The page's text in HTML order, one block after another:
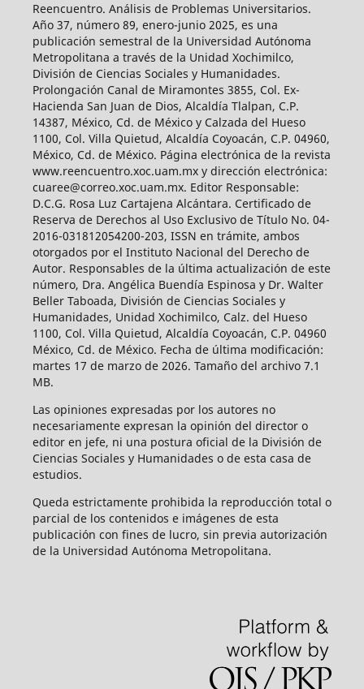
Reencuentro. Análisis de Problemas Universitarios.
Año 37, número 89, enero-junio 2025, es una
publicación semestral de la Universidad Autónoma
Metropolitana a través de la Unidad Xochimilco,
División de Ciencias Sociales y Humanidades.
Prolongación Canal de Miramontes 3855, Col. Ex-
Hacienda San Juan de Dios, Alcaldía Tlalpan, C.P.
14387, México, Cd. de México y Calzada del Hueso
1100, Col. Villa Quietud, Alcaldía Coyoacán, C.P. 04960,
México, Cd. de México. Página electrónica de la revista
www.reencuentro.xoc.uam.mx y dirección electrónica:
cuaree@correo.xoc.uam.mx. Editor Responsable:
D.C.G. Rosa Luz Cartajena Alcántara. Certificado de
Reserva de Derechos al Uso Exclusivo de Título No. 04-
2016-031812054200-203, ISSN en trámite, ambos
otorgados por el Instituto Nacional del Derecho de
Autor. Responsables de la última actualización de este
número, Dra. Angélica Buendía Espinosa y Dr. Walter
Beller Taboada, División de Ciencias Sociales y
Humanidades, Unidad Xochimilco, Calz. del Hueso
1100, Col. Villa Quietud, Alcaldía Coyoacán, C.P. 04960
México, Cd. de México. Fecha de última modificación:
martes 17 de marzo de 2026. Tamaño del archivo 7.1
MB.
Las opiniones expresadas por los autores no
necesariamente expresan la opinión del director o
editor en jefe, ni una postura oficial de la División de
Ciencias Sociales y Humanidades o de esta casa de
estudios.
Queda estrictamente prohibida la reproducción total o
parcial de los contenidos e imágenes de esta
publicación con fines de lucro, sin previa autorización
de la Universidad Autónoma Metropolitana.